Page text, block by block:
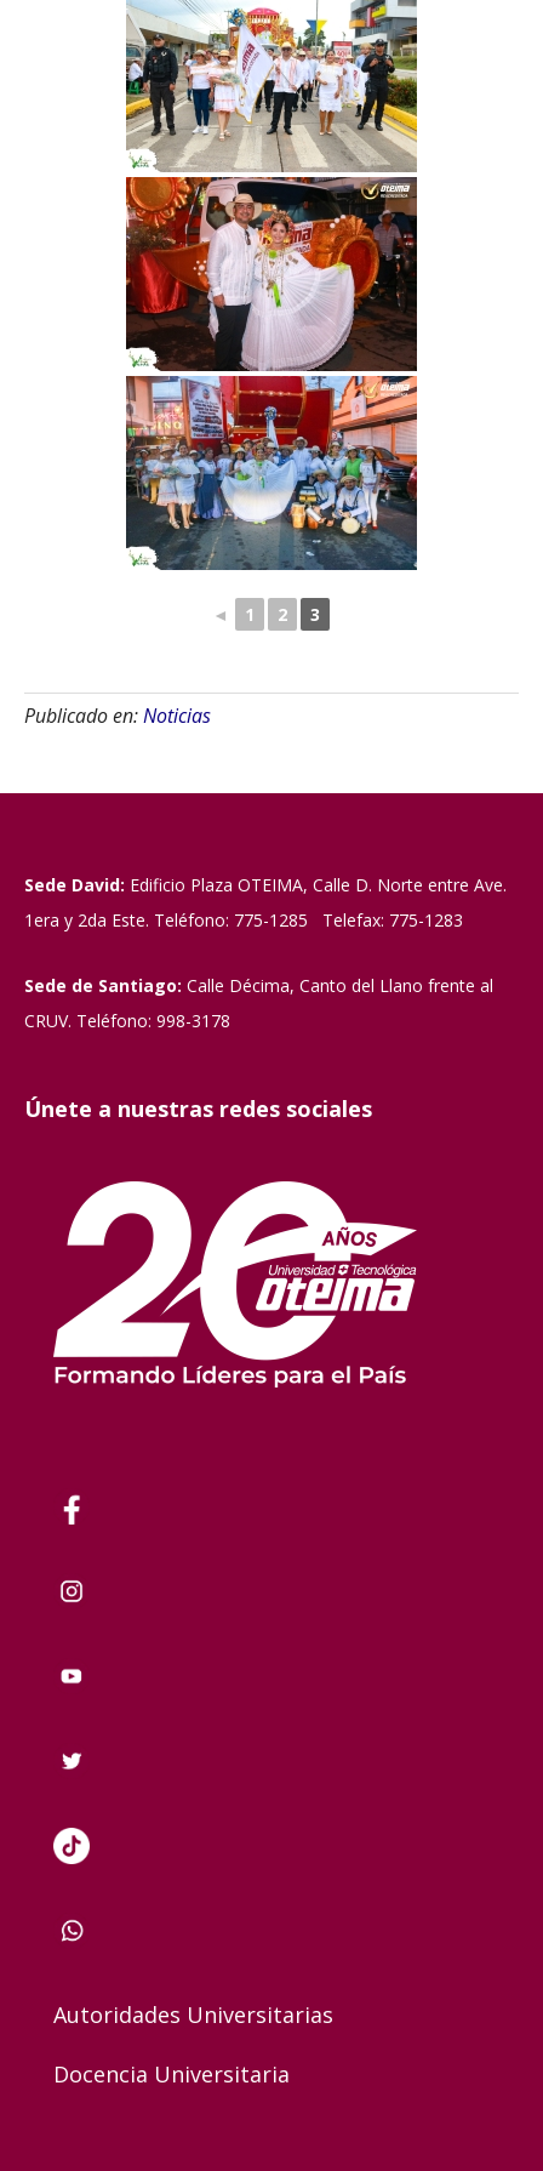
◄ 1 2 3
Publicado en:Noticias
Sede David: Edificio Plaza OTEIMA, Calle D. Norte entre Ave.
1era y 2da Este. Teléfono: 775-1285 Telefax: 775-1283
Sede de Santiago: Calle Décima, Canto del Llano frente al
CRUV. Teléfono: 998-3178
Únete a nuestras redes sociales
Autoridades Universitarias
Docencia Universitaria